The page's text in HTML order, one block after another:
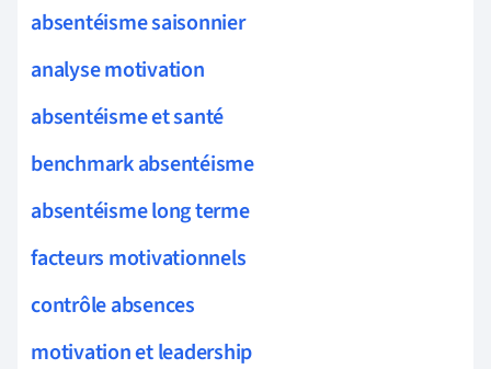
absentéisme saisonnier
analyse motivation
absentéisme et santé
benchmark absentéisme
absentéisme long terme
facteurs motivationnels
contrôle absences
motivation et leadership